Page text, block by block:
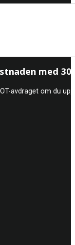
med
avdraget om du